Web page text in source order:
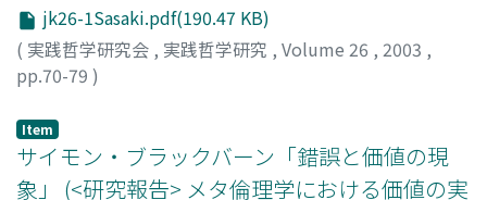
jk26-1Sasaki.pdf(190.47 KB)
( 実践哲学研究会 , 実践哲学研究 , Volume 26 , 2003 ,
pp.70-79 )
Item
サイモン・ブラックバーン「錯誤と価値の現
象」 (<研究報告> メタ倫理学における価値の実